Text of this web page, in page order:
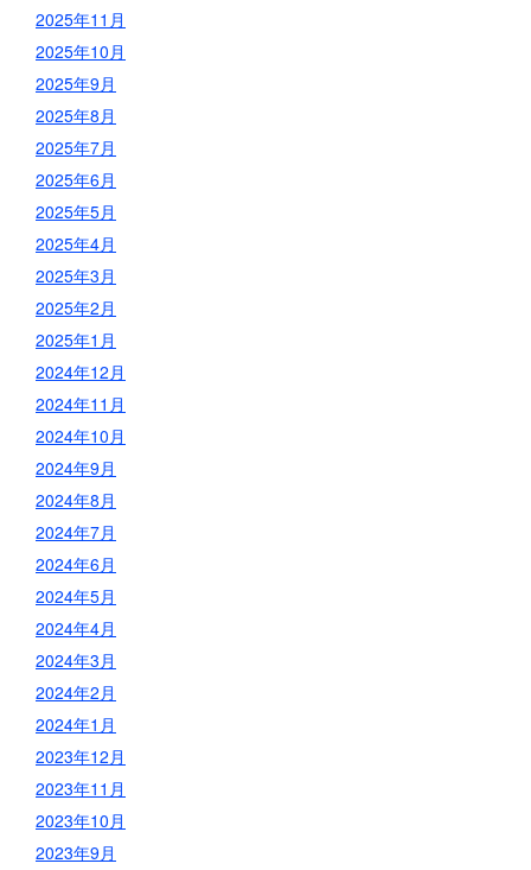
2025年11月
2025年10月
2025年9月
2025年8月
2025年7月
2025年6月
2025年5月
2025年4月
2025年3月
2025年2月
2025年1月
2024年12月
2024年11月
2024年10月
2024年9月
2024年8月
2024年7月
2024年6月
2024年5月
2024年4月
2024年3月
2024年2月
2024年1月
2023年12月
2023年11月
2023年10月
2023年9月